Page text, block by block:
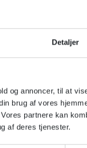
Detaljer
og annoncer, til at
brug af vores
partnere kan
af deres tjenester.